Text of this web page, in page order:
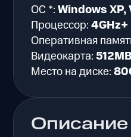
Описание
ОС *:Windows XP,
Процессор:4GHz+
Оперативная
Видеокарта:512MB
Место на диске: